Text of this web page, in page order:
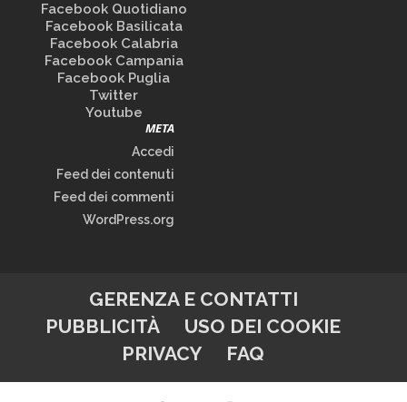
Facebook Quotidiano
Facebook Basilicata
Facebook Calabria
Facebook Campania
Facebook Puglia
Twitter
Youtube
META
Accedi
Feed dei contenuti
Feed dei commenti
WordPress.org
GERENZA E CONTATTI
PUBBLICITÀ
USO DEI COOKIE
PRIVACY
FAQ